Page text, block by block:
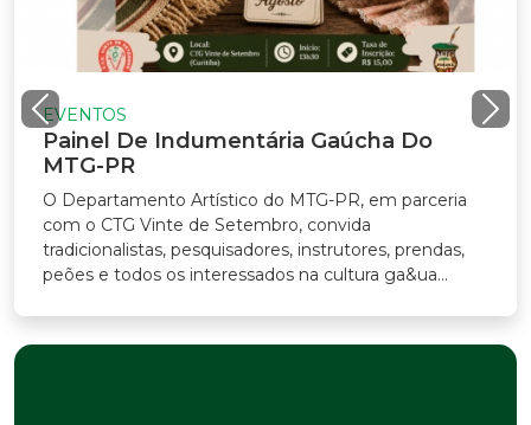
De Indumentária Gaúcha Do
PR
Departamento Artístico do MTG-PR, em parceria
o CTG Vinte de Setembro, convida
pesquisadores, instrutores, prendas,
e todos os interessados na cultura ga&ua...